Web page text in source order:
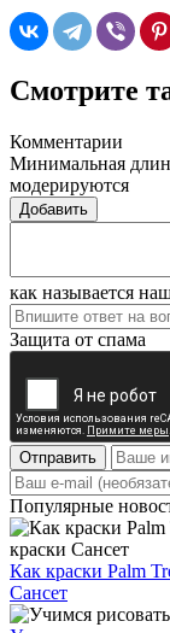
Смотрите
Комментарии
Минимальная
модерируются
Добавить
как называется
Защита от спама
Отправить
Популярные
Как краски Palm
Сансет